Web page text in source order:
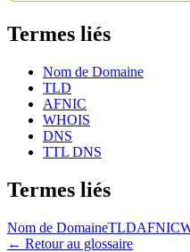
Termes liés
Nom de Domaine
TLD
AFNIC
WHOIS
DNS
TTL DNS
Termes liés
Nom de DomaineTLDAFNIC
← Retour au glossaire